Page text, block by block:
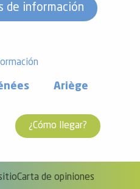
de información
Ariège
¿Cómo llegar?
Carta de opiniones